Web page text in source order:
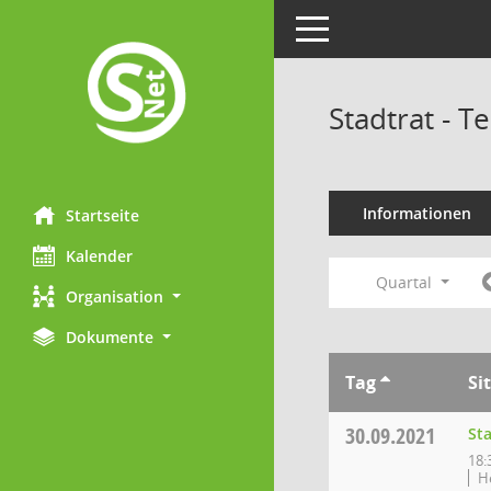
Startseite
Kalender
Organisation
Dokumente
Toggle navigation
Stadtrat -
Informationen
Quartal
Tag
30.09.2021